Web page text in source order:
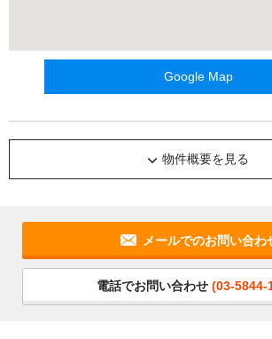
Google Map
物件概要を見る
メールでのお問い合わ
電話でお問い合わせ (03-5844-